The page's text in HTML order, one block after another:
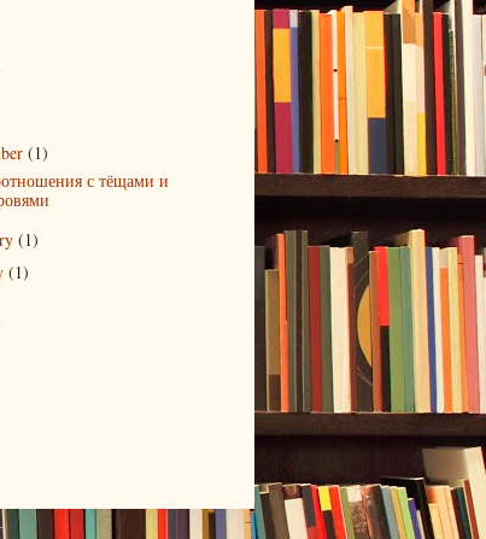
(1)
с тёщами и
(1)
(1)